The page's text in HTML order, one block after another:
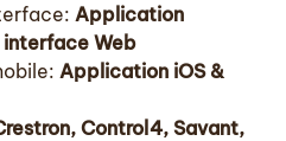
Application
Web
Application iOS &
Control4, Savant,